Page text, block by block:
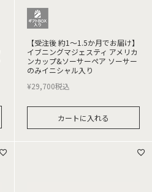
【受注後 約1～1.5か月でお届け】
イブニングマジェスティ アメリカ
ンカップ&ソーサーペア ソーサー
のみイニシャル入り
¥29,700税込
カートに入れる